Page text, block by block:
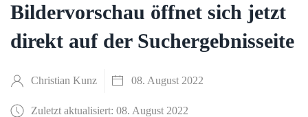
Bildervorschau öffnet sich jetzt
direkt auf der Suchergebnisseite
Christian Kunz 08. August 2022
Zuletzt aktualisiert: 08. August 2022